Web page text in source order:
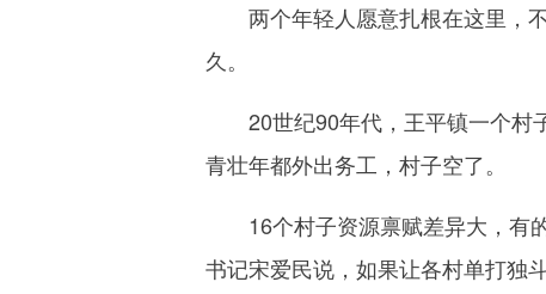
两个年轻人愿意扎根在这里，不
久。
20世纪90年代，王平镇一个村子
青壮年都外出务工，村子空了。
16个村子资源禀赋差异大，有的
书记宋爱民说，如果让各村单打独